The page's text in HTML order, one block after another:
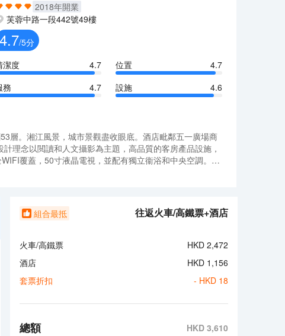
2018年開業
芙蓉中路一段442號49樓
4.7/5分
潔度
4.7 位置
4.7
務
4.7 設施 4.6
層。湘江風景，城市景觀盡收眼底。酒店毗鄰五一廣場商
念以閲讀和人文攝影為主題，高品質的客房產品設施，
覆蓋，50寸液晶電視，並配有獨立衞浴和中央空調。酒
層。湘江風景，城市景觀盡收眼底。酒店毗鄰五一廣場商
組合最抵 往返火車/高鐵票+酒店
火車/高鐵票 HKD 2,472
酒店
HKD 1,156
套票折扣
- HKD 18
總額 HKD 3,610